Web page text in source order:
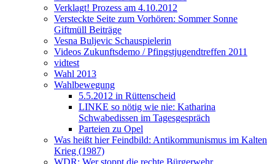
Verklagt! Prozess am 4.10.2012
Versteckte Seite zum Vorhören: Sommer Sonne
Giftmüll Beiträge
Vesna Buljevic Schauspielerin
Videos Zukunftsdemo / Pfingstjugendtreffen 2011
vidtest
Wahl 2013
Wahlbewegung
5.5.2012 in Rüttenscheid
LINKE so nötig wie nie: Katharina
Schwabedissen im Tagesgespräch
Parteien zu Opel
Was heißt hier Feindbild: Antikommunismus im Kalten
Krieg (1987)
WDR: Wer stoppt die rechte Bürgerwehr